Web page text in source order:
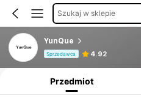
Szukaj w sklepie
YunQue
Sprzedawca 4.92
Przedmiot